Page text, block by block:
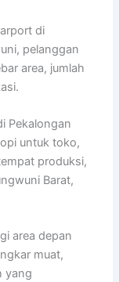
di
pelanggan
area, jumlah
Pekalongan
untuk toko,
produksi,
Barat,
area depan
muat,
yang